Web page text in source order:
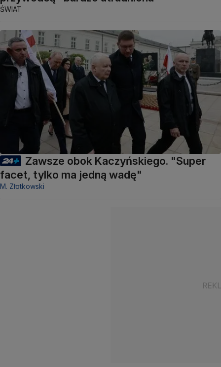
ŚWIAT
Zawsze obok Kaczyńskiego. "Super
facet, tylko ma jedną wadę"
M. Złotkowski